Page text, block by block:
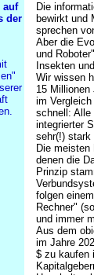
auf
der
Die
bewirkt und
sprechen
Aber die
und
Insekten
Wir wissen
15
im
schnell: Alle
integrierter
sehr(!) stark
Die meisten
denen die
Prinzip
folgen
Rechner"
und immer
Aus dem
im Jahre
$ zu kaufen